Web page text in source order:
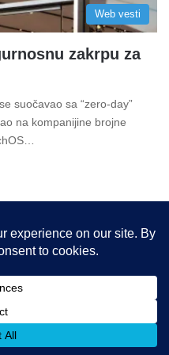
Web vesti
zakrpu za
suočavao sa “zero-day”
na kompanijine brojne
|